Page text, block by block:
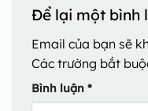
Để lại một bình
Email của bạn sẽ
Các trường bắt
Bình luận *